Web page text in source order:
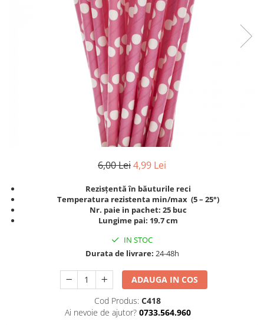
Intretinere masina de spalat
Insecticide si Capcane
Solutii desfundat tevi
6,00 Lei4,99 Lei
Rezisțentă în băuturile reci
Temperatura rezistenta min/max (5 – 25°)
Nr. paie in pachet: 25 buc
Lungime pai: 19.7 cm
IN STOC
Durata de livrare: 24-48h
ADAUGA IN COS
Cod Produs: C418
Ai nevoie de ajutor? 0733.564.960